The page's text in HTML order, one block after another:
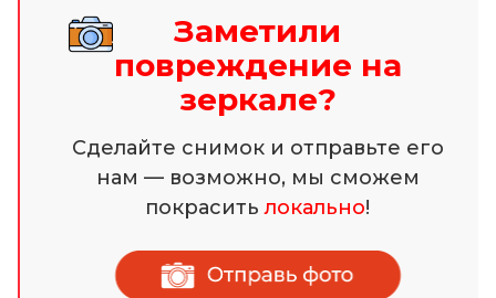
Заметили
повреждение на
зеркале?
Сделайте снимок и отправьте его
нам — возможно, мы сможем
покраситьлокально!